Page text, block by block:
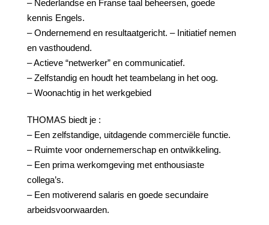
– Nederlandse en Franse taal beheersen, goede
kennis Engels.
– Ondernemend en resultaatgericht. – Initiatief nemen
en vasthoudend.
– Actieve “netwerker” en communicatief.
– Zelfstandig en houdt het teambelang in het oog.
– Woonachtig in het werkgebied
THOMAS biedt je :
– Een zelfstandige, uitdagende commerciële functie.
– Ruimte voor ondernemerschap en ontwikkeling.
– Een prima werkomgeving met enthousiaste
collega’s.
– Een motiverend salaris en goede secundaire
arbeidsvoorwaarden.